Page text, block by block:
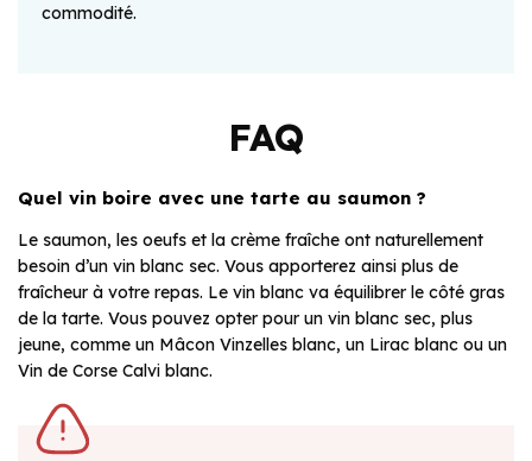
commodité.
FAQ
Quel vin boire avec une tarte au saumon ?
Le saumon, les oeufs et la crème fraîche ont naturellement
besoin d’un vin blanc sec. Vous apporterez ainsi plus de
fraîcheur à votre repas. Le vin blanc va équilibrer le côté gras
de la tarte. Vous pouvez opter pour un vin blanc sec, plus
jeune, comme un Mâcon Vinzelles blanc, un Lirac blanc ou un
Vin de Corse Calvi blanc.